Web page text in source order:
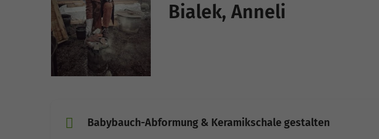
Bialek, Anneli
Babybauch-Abformung & Keramikschale gestalten